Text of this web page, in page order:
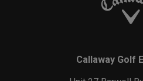
Callaway Golf